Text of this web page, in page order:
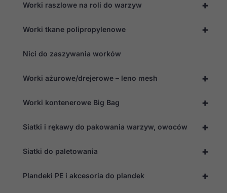
+
Worki raszlowe na roli do warzyw
+
Worki tkane polipropylenowe
Nici do zaszywania worków
+
Worki ażurowe/drejerowe – leno mesh
+
Worki kontenerowe Big Bag
+
Siatki i rękawy do pakowania warzyw, owoców
+
Siatki do paletowania
+
Plandeki PE i akcesoria do plandek